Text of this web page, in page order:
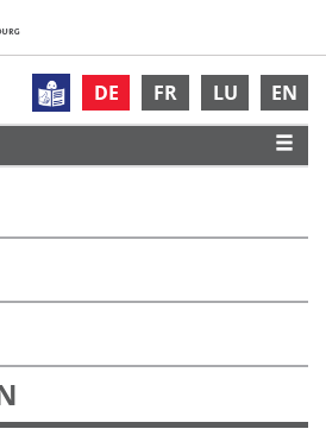
DE FR LU EN